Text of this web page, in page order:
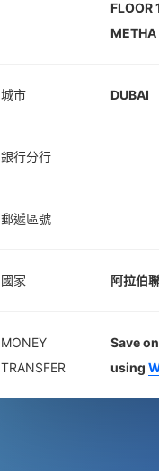
FLOOR
METHA
城市 DUBAI
銀行分行
郵遞區號
國家 阿拉伯
MONEY
TRANSFER
Save
using